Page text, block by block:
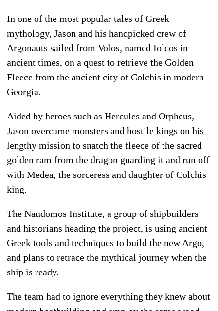
In one of the most popular tales of Greek
mythology, Jason and his handpicked crew of
Argonauts sailed from Volos, named Iolcos in
ancient times, on a quest to retrieve the Golden
Fleece from the ancient city of Colchis in modern
Georgia.
Aided by heroes such as Hercules and Orpheus,
Jason overcame monsters and hostile kings on his
lengthy mission to snatch the fleece of the sacred
golden ram from the dragon guarding it and run off
with Medea, the sorceress and daughter of Colchis
king.
The Naudomos Institute, a group of shipbuilders
and historians heading the project, is using ancient
Greek tools and techniques to build the new Argo,
and plans to retrace the mythical journey when the
ship is ready.
The team had to ignore everything they knew about